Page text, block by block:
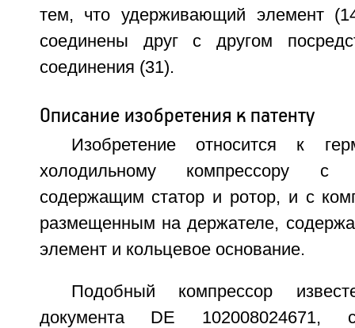
тем, что удерживающий элемент
соединены друг с другом
соединения (31).
Описание изобретения к патенту
Изобретение относится к
холодильному компрессору с
содержащим статор и ротор, и с
размещенным на держателе,
элемент и кольцевое основание.
Подобный компрессор
документа DE 102008024671,